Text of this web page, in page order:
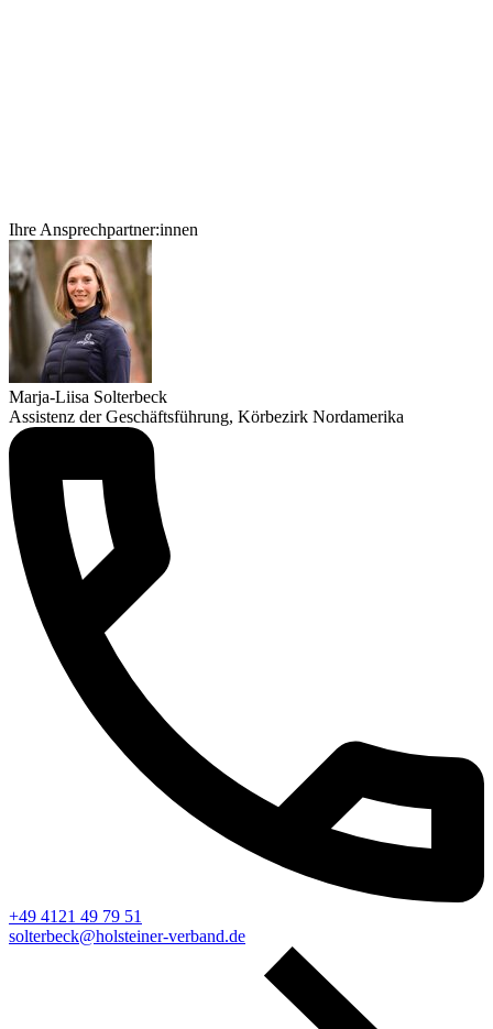
Ihre Ansprechpartner:innen
Marja-Liisa Solterbeck
Assistenz der Geschäftsführung, Körbezirk Nordamerika
+49 4121 49 79 51
solterbeck@holsteiner-verband.de